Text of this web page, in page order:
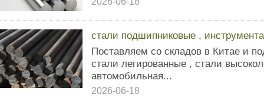
стали подшипниковые ,
Поставляем со складов в Китае и
стали легированные , стали
автомобильная...
2026-06-18